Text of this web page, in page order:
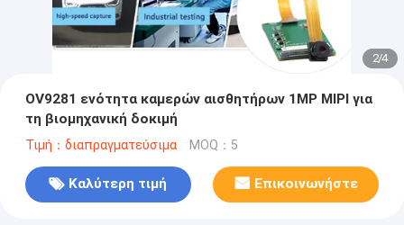
2/4
OV9281 ενότητα καμερών αισθητήρων 1MP MIPI για
τη βιομηχανική δοκιμή
Τιμή：διαπραγματεύσιμα MOQ：5
Καλύτερη τιμή Επικοινωνήστε